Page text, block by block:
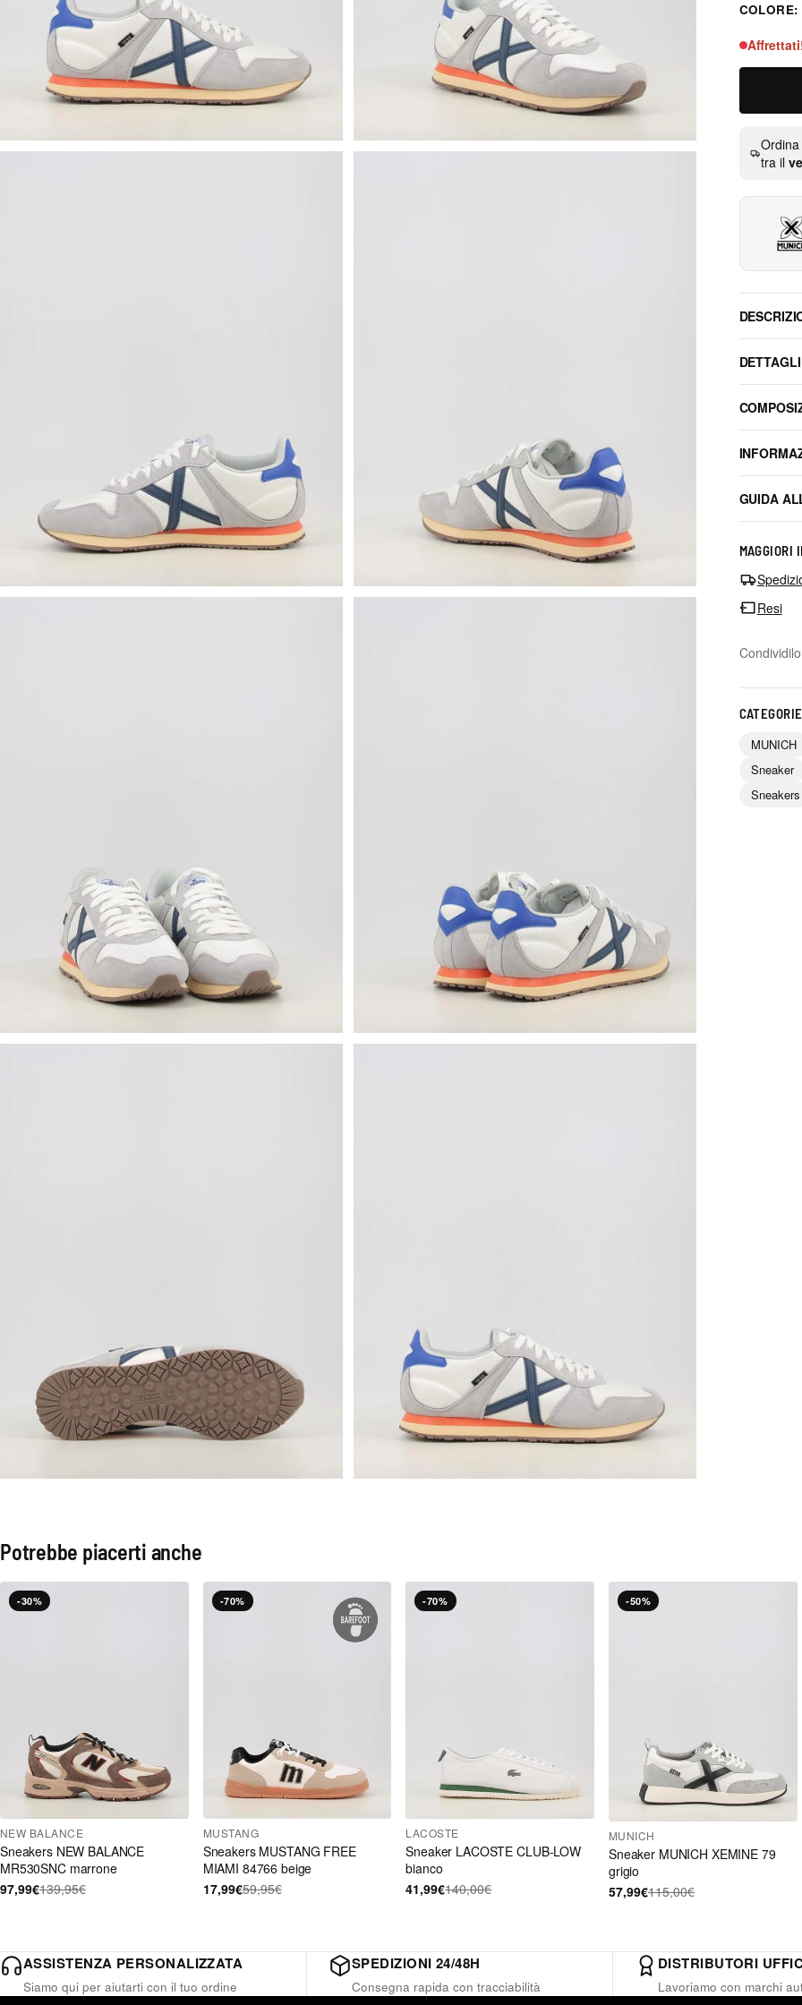
gris
COLORE:
tra il
GUIDA
MAGGIORI
Resi
MUNICH
Sneaker
Potrebbe piacerti anche
-30%
NEW BALANCE
Sneakers NEW BALANCE
MR530SNC marrone
97,99€139,95€
-70%
MUSTANG
Sneakers MUSTANG FREE
MIAMI 84766 beige
17,99€59,95€
-70%
LACOSTE
Sneaker LACOSTE CLUB-LOW
bianco
41,99€140,00€
-50%
MUNICH
Sneaker MUNICH XEMINE 79
grigio
57,99€115,00€
ASSISTENZA PERSONALIZZATA
Siamo qui per aiutarti con il tuo ordine
SPEDIZIONI 24/48H
Consegna rapida con tracciabilità
DISTRIBUTORI
Lavoriamo con marchi